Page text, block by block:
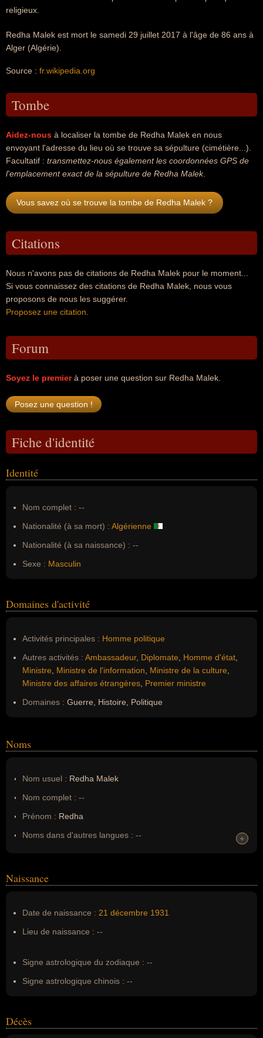
religieux.
Redha Malek est mort le samedi 29 juillet 2017 à l'âge de 86 ans à
Alger (Algérie).
Source : fr.wikipedia.org
Tombe
Aidez-nous à localiser la tombe de Redha Malek en nous
envoyant l'adresse du lieu où se trouve sa sépulture (cimétière...).
Facultatif : transmettez-nous également les coordonnées GPS de
l'emplacement exact de la sépulture de Redha Malek.
Vous savez où se trouve la tombe de Redha Malek ?
Citations
Nous n'avons pas de citations de Redha Malek pour le moment...
Si vous connaissez des citations de Redha Malek, nous vous
proposons de nous les suggérer.
Proposez une citation
Forum
Soyez le premierà poser une question sur Redha Malek.
Fiche d'identité
Identité
Nom complet : --
Nationalité (à sa mort) : Algérienne
Nationalité (à sa naissance) : --
Sexe : Masculin
Domaines d'activité
Activités principales : Homme politique
Autres activités : Ambassadeur, Diplomate Homme d'état
Ministre
Ministre de l'information Ministre de la culture
Ministre des affaires étrangères Premier ministre
Domaines : Guerre, Histoire, Politique
Noms
Nom usuel : Redha Malek
Nom complet : --
Prénom : Redha
Noms dans d'autres langues : --
Nom de famille :Malek
+
+
Naissance
Date de naissance : 21 décembre 1931
Lieu de naissance : --
Signe astrologique du zodiaque : --
Signe astrologique chinois : --
Décès